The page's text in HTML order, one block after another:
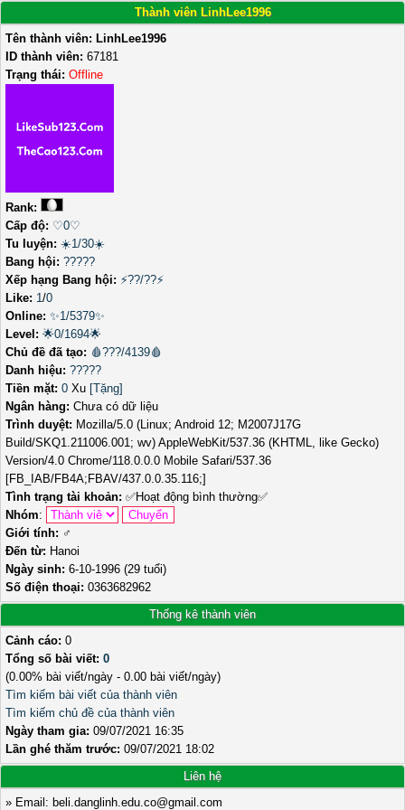
Thành viên LinhLee1996
Tên thành viên: LinhLee1996
ID thành viên: 67181
Trạng thái: Offline
Rank:
Cấp độ: ♡0♡
Tu luyện: ☀️1/30☀️
Bang hội: ?????
Xếp hạng Bang hội: ⚡??/??⚡
Like: 1/0
Online: ✨1/5379✨
Level: 🌟0/1694🌟
Chủ đề đã tạo: 🩸???/4139🩸
Danh hiệu: ?????
Tiền mặt: 0 Xu [Tặng]
Ngân hàng: Chưa có dữ liệu
Trình duyệt: Mozilla/5.0 (Linux; Android 12; M2007J17G
Build/SKQ1.211006.001; wv) AppleWebKit/537.36 (KHTML, like Gecko)
Version/4.0 Chrome/118.0.0.0 Mobile Safari/537.36
[FB_IAB/FB4A;FBAV/437.0.0.35.116;]
Tình trạng tài khoản: ✅Hoạt động bình thường✅
Nhóm:
Giới tính: ♂️
Đến từ: Hanoi
Ngày sinh: 6-10-1996 (29 tuổi)
Số điện thoại: 0363682962
Thống kê thành viên
Cảnh cáo: 0
Tổng số bài viết: 0
(0.00% bài viết/ngày - 0.00 bài viết/ngày)
Tìm kiếm bài viết của thành viên
Tìm kiếm chủ đề của thành viên
Ngày tham gia: 09/07/2021 16:35
Lần ghé thăm trước: 09/07/2021 18:02
Liên hệ
» Email: beli.danglinh.edu.co@gmail.com